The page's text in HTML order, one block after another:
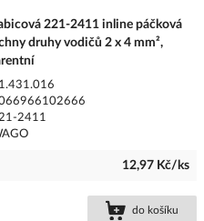
221-2411 inline páčková
druhy vodičů 2 x 4 mm²,
2411
12,97 Kč/ks
do košíku